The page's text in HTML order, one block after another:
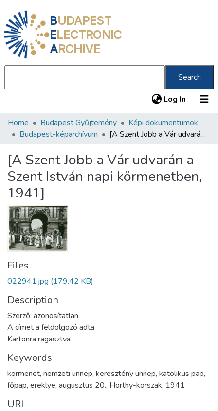
BUDAPEST
ELECTRONIC
ARCHIVE
Search
Log In (current)
Communities & Collections
Statistics
About us
Home Budapest Gyűjtemény
Képi dokumentumok
Budapest-képarchívum
[A Szent Jobb a Vár udvarán a Szent István napi körmenetben, 1941]
[A Szent Jobb a Vár udvarán a
Szent István napi körmenetben,
1941]
Files
022941.jpg (179.42 KB)
Description
Szerző: azonosítatlan
A címet a feldolgozó adta
Kartonra ragasztva
Keywords
körmenet, nemzeti ünnep, keresztény ünnep, katolikus pap,
főpap, ereklye, augusztus 20., Horthy-korszak, 1941
URI